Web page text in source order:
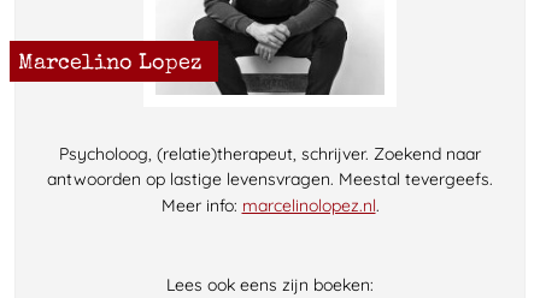
Marcelino Lopez
Psycholoog, (relatie)therapeut, schrijver. Zoekend naar
antwoorden op lastige levensvragen. Meestal tevergeefs.
Meer info: marcelinolopez.nl.
Lees ook eens zijn boeken: